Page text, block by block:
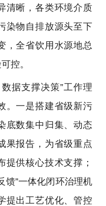
清晰，各类环境介质
染物自排放源头至下
，全省饮用水源地总
控。
据支撑决策”工作理
。一是搭建省级新污
底数集中归集、动态
果报告，为省级重点
提供核心技术支撑；
馈”一体化闭环治理机
提出工艺优化、管控